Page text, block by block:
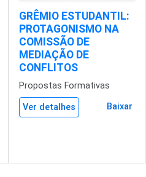
GRÊMIO ESTUDANTIL:
PROTAGONISMO NA
COMISSÃO DE
MEDIAÇÃO DE
CONFLITOS
Propostas Formativas
Ver detalhes Baixar